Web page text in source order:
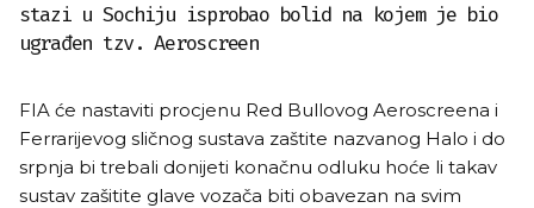
stazi u Sochiju isprobao bolid na kojem je bio
ugrađen tzv. Aeroscreen
FIA će nastaviti procjenu Red Bullovog Aeroscreena i
Ferrarijevog sličnog sustava zaštite nazvanog Halo i do
srpnja bi trebali donijeti konačnu odluku hoće li takav
sustav zašitite glave vozača biti obavezan na svim